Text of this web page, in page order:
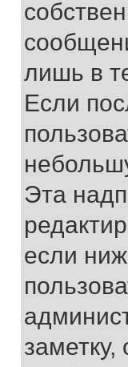
лишь в
Если
Эта
если